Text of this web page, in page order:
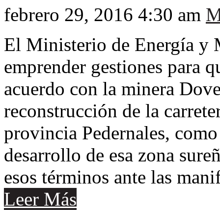
febrero 29, 2016 4:30 am
El Ministerio de Energía y
emprender gestiones para
acuerdo con la minera
reconstrucción de la
provincia Pedernales,
desarrollo de esa zona
esos términos ante las
Leer Más